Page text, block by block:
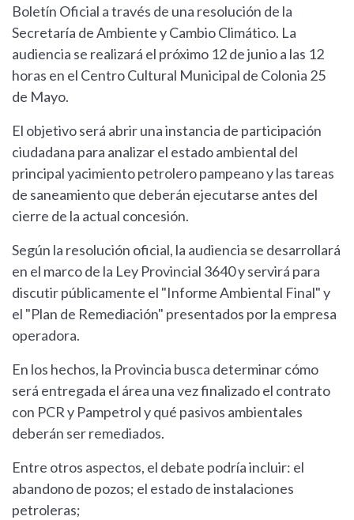
Boletín Oficial a través de una resolución de la
Secretaría de Ambiente y Cambio Climático. La
audiencia se realizará el próximo 12 de junio a las 12
horas en el Centro Cultural Municipal de Colonia 25
de Mayo.
El objetivo será abrir una instancia de participación
ciudadana para analizar el estado ambiental del
principal yacimiento petrolero pampeano y las tareas
de saneamiento que deberán ejecutarse antes del
cierre de la actual concesión.
Según la resolución oficial, la audiencia se desarrollará
en el marco de la Ley Provincial 3640 y servirá para
discutir públicamente el "Informe Ambiental Final" y
el "Plan de Remediación" presentados por la empresa
operadora.
En los hechos, la Provincia busca determinar cómo
será entregada el área una vez finalizado el contrato
con PCR y Pampetrol y qué pasivos ambientales
deberán ser remediados.
Entre otros aspectos, el debate podría incluir: el
abandono de pozos; el estado de instalaciones
petroleras;